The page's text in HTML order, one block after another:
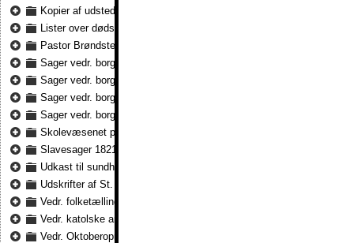
Kopier af udstedte fribreve m.m. 1757 - 1800
Lister over dødsattester for fremmede 1875 - 1895
Pastor Brøndsted & præsteboligens vedligeholdelse 1822 - 1843
Sager vedr. borgerbreve 1826
Sager vedr. borgerbreve 1840 - 1846
Sager vedr. borgerbreve 1854 - 1856
Sager vedr. borgerbreve 1869 - 1870
Skolevæsenet på St. Thomas 1833 - 1871
Slavesager 1821 - 1839
Udkast til sundhedsvedtægter for St. Thomas 1885
Udskrifter af St. Thomas graverjournal 1896 - 1904
Vedr. folketælling på St. Thomas & St. Jan 1870 - 1890
Vedr. katolske anliggender 1855 - 1863
Vedr. Oktoberoprøret 1878 på St. Croix 1878